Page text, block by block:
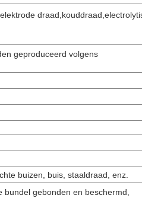
geproduceerd volgens
buizen, buis, staaldraad, enz.
gebonden en beschermd,